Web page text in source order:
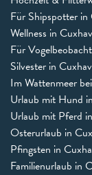
Für Shipspotter in
Wellness in
Für
Silvester in
Im Wattenmeer
Urlaub mit Hund
Urlaub mit Pferd
Osterurlaub in
Pfingsten in
Familienurlaub in